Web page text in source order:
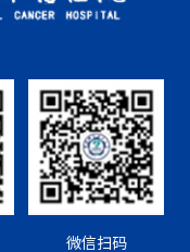
微信扫码